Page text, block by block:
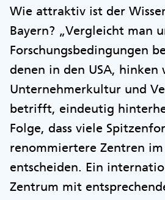
Wie attraktiv ist der
Bayern? „Vergleicht man
Forschungsbedingungen
denen in den USA, hinken
Unternehmerkultur und
betrifft, eindeutig
Folge, dass viele
renommiertere Zentren im
entscheiden. Ein
Zentrum mit